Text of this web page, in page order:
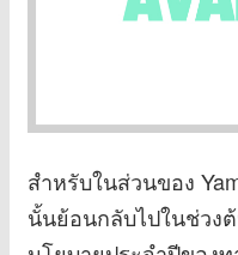
สำหรับในส่วนของ
นั้นย้อนกลับไปในช่วง